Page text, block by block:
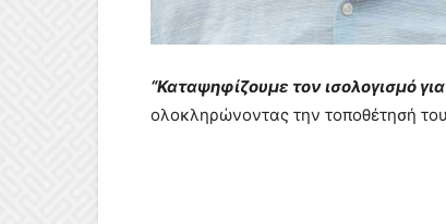
“Καταψηφίζουμε τον ισολογισμό
ολοκληρώνοντας την τοποθέτησή του